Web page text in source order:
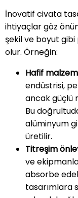
İnovatif civata
ihtiyaçlar göz
şekil ve boyut
olur. Örneğin:
Hafif
endüstrisi,
ancak güçlü
Bu
alüminyum
üretilir.
Titreşim
ve
absorbe
tasarımlara